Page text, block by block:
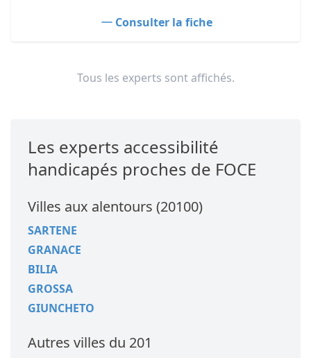
Consulter la fiche
Tous les experts sont affichés.
Les experts accessibilité
handicapés proches de FOCE
Villes aux alentours (20100)
SARTENE
GRANACE
BILIA
GROSSA
GIUNCHETO
Autres villes du 201